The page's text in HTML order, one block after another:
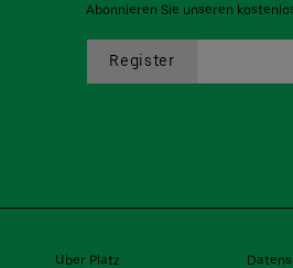
Abonnieren Sie unseren
Uber Platz